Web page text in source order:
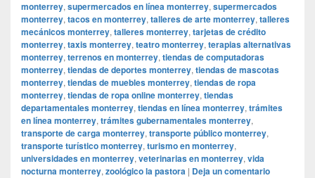
monterrey, supermercados en línea monterrey, supermercados
monterrey, tacos en monterrey, talleres de arte monterrey, talleres
mecánicos monterrey, talleres monterrey, tarjetas de crédito
monterrey, taxis monterrey, teatro monterrey, terapias alternativas
monterrey, terrenos en monterrey, tiendas de computadoras
monterrey, tiendas de deportes monterrey, tiendas de mascotas
monterrey, tiendas de muebles monterrey, tiendas de ropa
monterrey, tiendas de ropa online monterrey, tiendas
departamentales monterrey, tiendas en línea monterrey, trámites
en línea monterrey, trámites gubernamentales monterrey,
transporte de carga monterrey, transporte público monterrey,
transporte turístico monterrey, turismo en monterrey,
universidades en monterrey, veterinarias en monterrey, vida
nocturna monterrey, zoológico la pastora | Deja un comentario